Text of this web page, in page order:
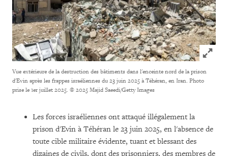
Click to
Vue extérieure de la destruction des bâtiments dans l'enceinte nord de la prison
d'Evin après les frappes israéliennes du 23 juin 2025 à Téhéran, en Iran. Photo
prise le 1er juillet 2025. © 2025 Majid Saeedi/Getty Images
Les forces israéliennes ont attaqué illégalement la
prison d'Evin à Téhéran le 23 juin 2025, en l'absence de
toute cible militaire évidente, tuant et blessant des
dizaines de civils, dont des prisonniers, des membres de